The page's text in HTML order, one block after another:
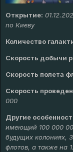
Открытие:
по Киеву
Количество
Скорость добычи
Скорость полета
Скорость
000
Другие
имеющий 100 000
будущих колониях,
флотов, а также на